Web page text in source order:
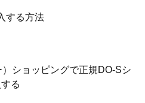
する方法
ショッピングで正規DO-Sシ
る